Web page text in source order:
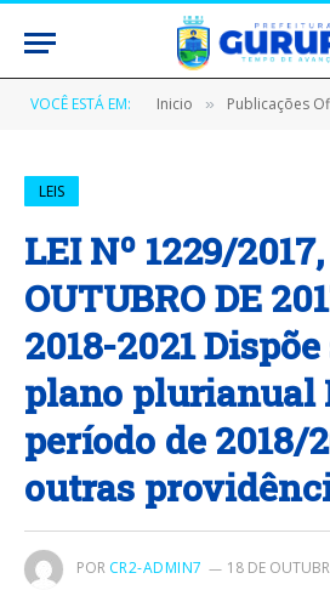
VOCÊ ESTÁ EM: Inicio » Publicações
LEIS
LEI Nº 1229/2017,
OUTUBRO DE
2018-2021
plano plurianual
período de 2018/
outras
POR CR2-ADMIN7
18 DE